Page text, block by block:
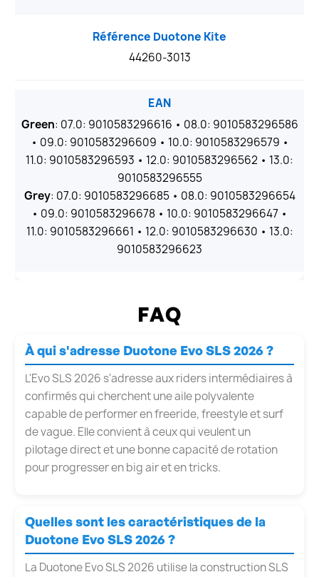
Référence Duotone Kite
44260-3013
EAN
Green: 07.0: 9010583296616 • 08.0: 9010583296586
• 09.0: 9010583296609 • 10.0: 9010583296579 •
11.0: 9010583296593 • 12.0: 9010583296562 • 13.0:
9010583296555
Grey: 07.0: 9010583296685 • 08.0: 9010583296654
• 09.0: 9010583296678 • 10.0: 9010583296647 •
11.0: 9010583296661 • 12.0: 9010583296630 • 13.0:
9010583296623
FAQ
À qui s'adresse Duotone Evo SLS 2026 ?
L'Evo SLS 2026 s'adresse aux riders intermédiaires à
confirmés qui cherchent une aile polyvalente
capable de performer en freeride, freestyle et surf
de vague. Elle convient à ceux qui veulent un
pilotage direct et une bonne capacité de rotation
pour progresser en big air et en tricks.
Quelles sont les caractéristiques de la
Duotone Evo SLS 2026 ?
La Duotone Evo SLS 2026 utilise la construction SLS